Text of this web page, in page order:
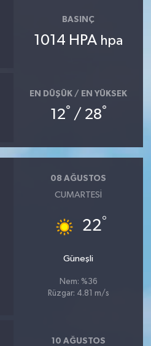
BASINÇ
1014 HPA hpa
EN DÜŞÜK / EN YÜKSEK
12° / 28°
08 AĞUSTOS
CUMARTESI
22°
Güneşli
Nem: %36
Rüzgar: 4.81 m/s
10 AĞUSTOS